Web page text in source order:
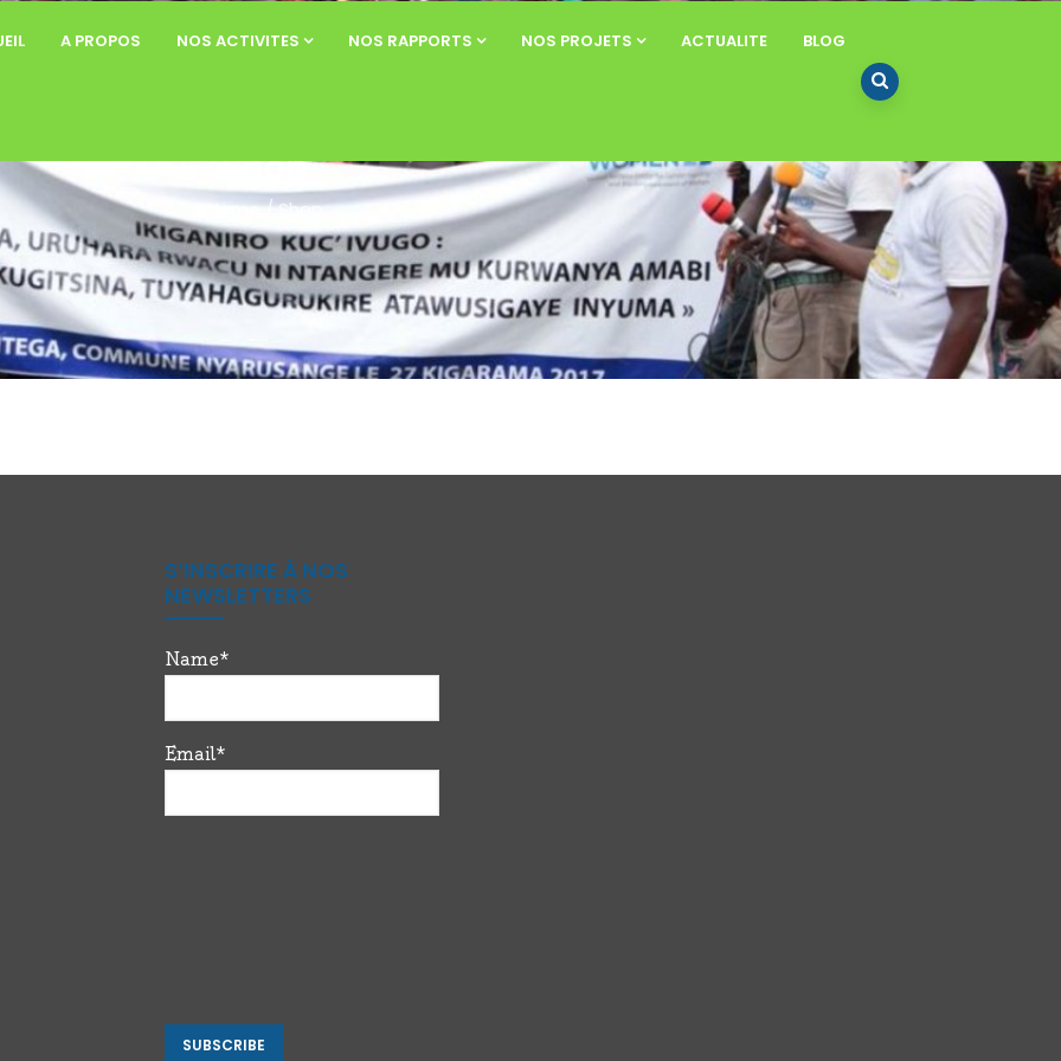
A PROPOS NOS ACTIVITES NOS RAPPORTS NOS PROJETS ACTUALITE BLOG
Shop
Home/Shop
S’INSCRIRE À NOS
NEWSLETTERS
Name*
Email*